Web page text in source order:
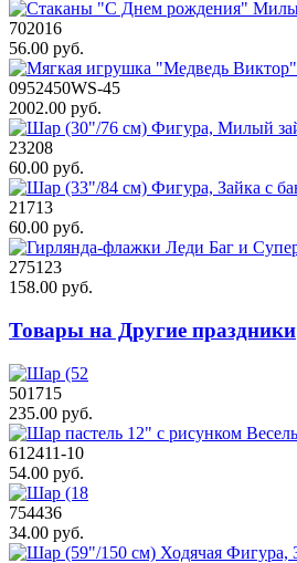
702016
56.00 руб.
0952450WS-45
2002.00 руб.
23208
60.00 руб.
21713
60.00 руб.
275123
158.00 руб.
Товары на Другие праздники
501715
235.00 руб.
612411-10
54.00 руб.
754436
34.00 руб.